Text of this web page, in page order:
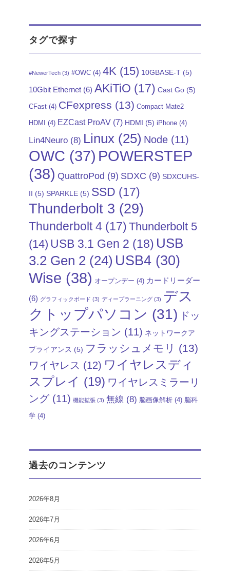
タグで探す
#NewerTech (3) #OWC (4) 4K (15) 10GBASE-T (5)
10Gbit Ethernet (6) AKiTiO (17) Cast Go (5)
CFast (4) CFexpress (13) Compact Mate2
HDMI (4) EZCast ProAV (7) HDMI (5) iPhone (4)
Lin4Neuro (8) Linux (25) Node (11)
OWC (37) POWERSTEP
(38) QuattroPod (9) SDXC (9) SDXCUHS-
II (5) SPARKLE (5) SSD (17)
Thunderbolt 3 (29)
Thunderbolt 4 (17) Thunderbolt 5
(14) USB 3.1 Gen 2 (18) USB
3.2 Gen 2 (24) USB4 (30)
Wise (38) オープンデー (4) カードリーダー
(6) グラフィックボード (3) ディープラーニング (3) デス
クトップパソコン (31) ドッ
キングステーション (11) ネットワークア
プライアンス (5) フラッシュメモリ (13)
ワイヤレス (12) ワイヤレスディ
スプレイ (19) ワイヤレスミラーリ
ング(11) 機能拡張 (3) 無線 (8) 脳画像解析 (4) 脳科
学 (4)
過去のコンテンツ
2026年8月
2026年7月
2026年6月
2026年5月